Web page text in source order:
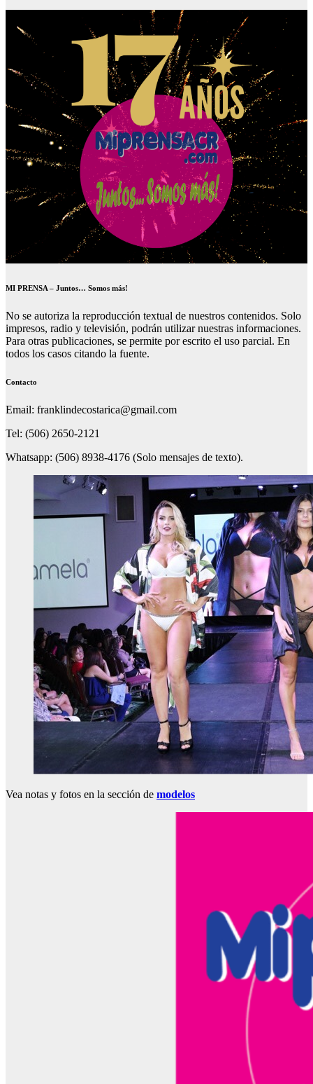
MI PRENSA – Juntos… Somos más!
No se autoriza la reproducción textual de nuestros contenidos. Solo
impresos, radio y televisión, podrán utilizar nuestras informaciones.
Para otras publicaciones, se permite por escrito el uso parcial. En
todos los casos citando la fuente.
Contacto
Email: franklindecostarica@gmail.com
Tel: (506) 2650-2121
Whatsapp: (506) 8938-4176 (Solo mensajes de texto).
Vea notas y fotos en la sección de modelos